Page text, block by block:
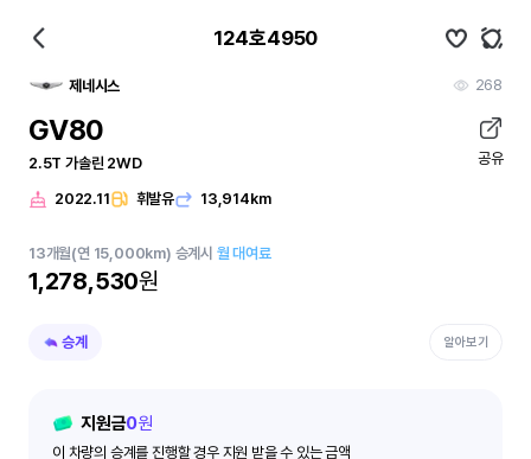
124호4950
제네시스 268
GV80
2.5T 가솔린 2WD 공유
2022.11 휘발유 13,914km
13개월(연 15,000km) 승계시 월 대여료
1,278,530원
승계 알아보기
지원금0원
이 차량의 승계를 진행할 경우 지원 받을 수 있는 금액